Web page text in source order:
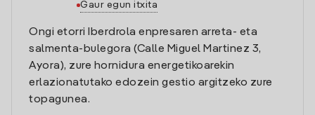
Gaur egun itxita
Ongi etorri Iberdrola enpresaren arreta- eta
salmenta-bulegora (Calle Miguel Martinez 3,
Ayora), zure hornidura energetikoarekin
erlazionatutako edozein gestio argitzeko zure
topagunea.